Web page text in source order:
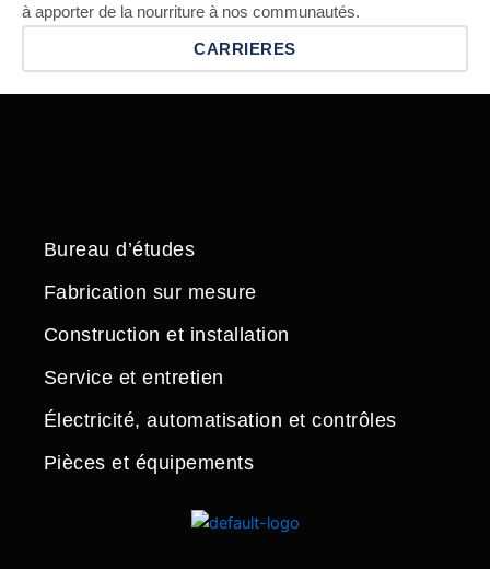
à apporter de la nourriture à nos communautés.
CARRIERES
Bureau d’études
Fabrication sur mesure
Construction et installation
Service et entretien
Électricité, automatisation et contrôles
Pièces et équipements